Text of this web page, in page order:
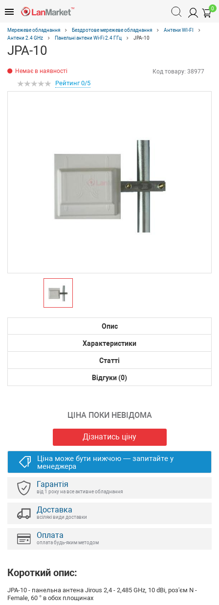
0
Мережеве обладнання Бездротове мережеве обладнання
Антени WI-FI
Антени 2.4 GHz
Панельні антени Wi-Fi 2.4 ГГц JPA-10
JPA-10
Немає в наявності Код товару: 38977
Рейтинг 0/5
Опис
Характеристики
Статті
Відгуки (0)
ЦІНА ПОКИ НЕВІДОМА
Дізнатись ціну
Ціна може бути нижчою — запитайте у
менеджера
Гарантія
від 1 року на все активне обладнання
Доставка
всілякі види доставки
Оплата
оплата будь-яким методом
Короткий опис:
JPA-10 - панельна антена Jirous 2,4 - 2,485 GHz, 10 dBi, роз'єм N -
Female, 60 ° в обох площинах